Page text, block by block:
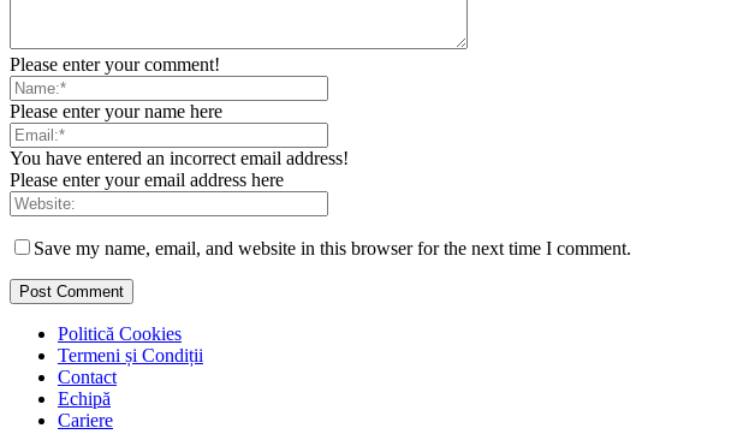
Please enter your comment!
Please enter your name here
You have entered an incorrect email address!
Please enter your email address here
Save my name, email, and website in this browser for the next time I comment.
Politică Cookies
Termeni și Condiții
Contact
Echipă
Cariere